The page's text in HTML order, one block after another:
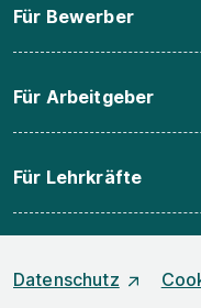
Für Bewerber
Für Arbeitgeber
Für Lehrkräfte
Datenschutz